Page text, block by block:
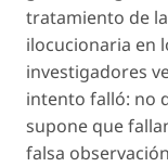
tratamiento de
ilocucionaria en
investigadores
intento falló: no
supone que
falsa